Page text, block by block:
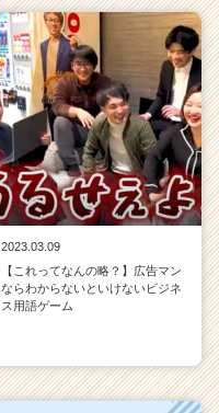
2023.03.09
【これってなんの略？】広告マン
ならわからないといけないビジネ
ス用語ゲーム